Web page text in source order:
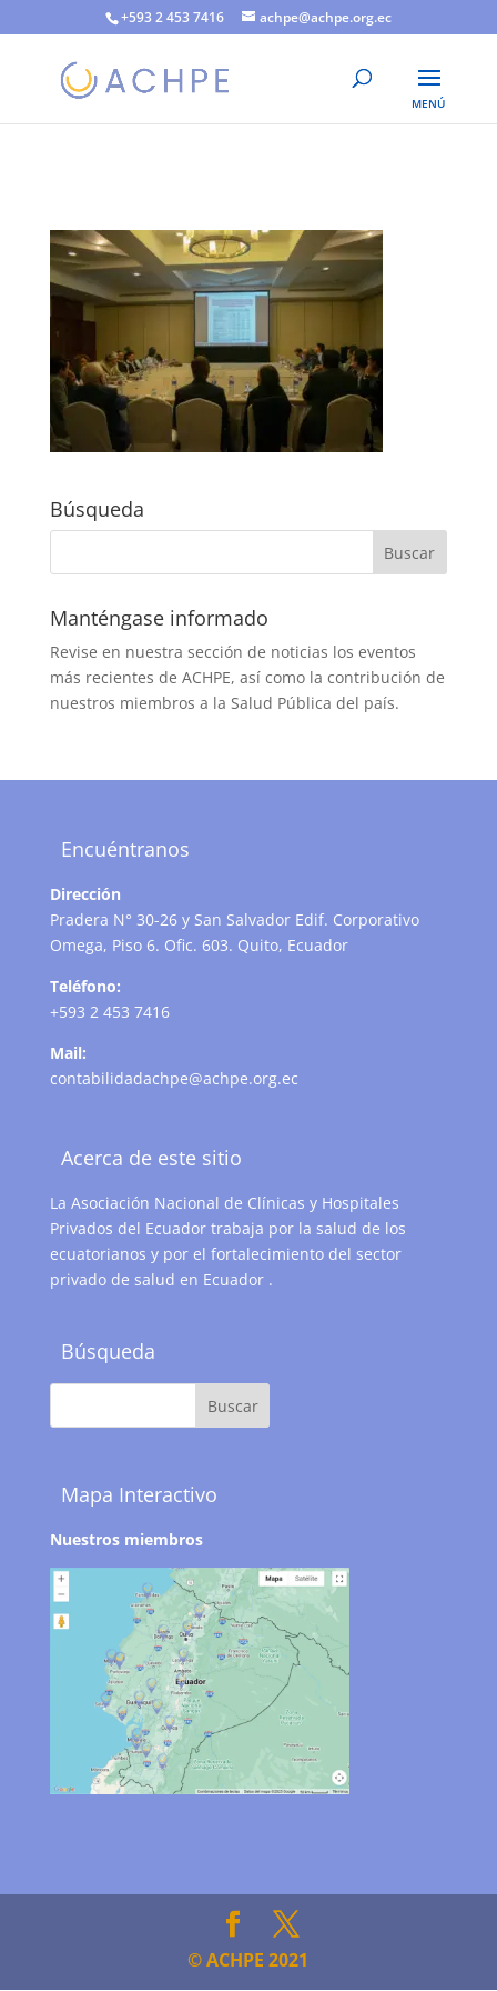
+593 2 453 7416 achpe@achpe.org.ec
Búsqueda
Manténgase informado
Revise en nuestra sección de noticias los eventos
más recientes de ACHPE, así como la contribución de
nuestros miembros a la Salud Pública del país.
Encuéntranos
Dirección
Pradera N° 30-26 y San Salvador Edif. Corporativo
Omega, Piso 6. Ofic. 603. Quito, Ecuador
Teléfono:
+593 2 453 7416
Mail:
contabilidadachpe@achpe.org.ec
Acerca de este sitio
La Asociación Nacional de Clínicas y Hospitales
Privados del Ecuador trabaja por la salud de los
ecuatorianos y por el fortalecimiento del sector
privado de salud en Ecuador .
Búsqueda
Mapa Interactivo
Nuestros miembros
© ACHPE 2021